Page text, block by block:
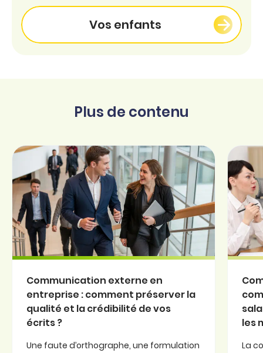
Vos enfants
Plus de contenu
Communication externe en
entreprise : comment préserver la
qualité et la crédibilité de vos
écrits ?
Une faute d’orthographe, une formulation
les
La